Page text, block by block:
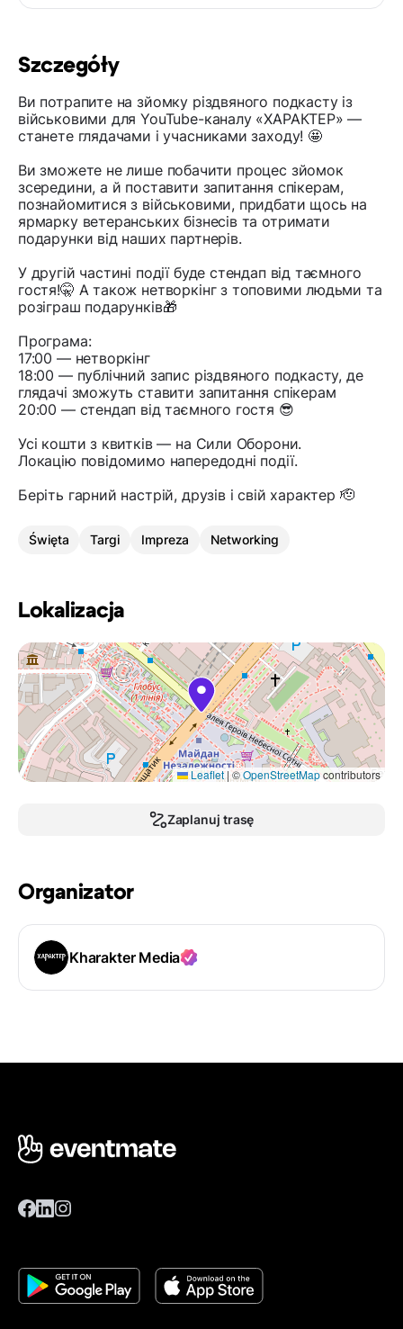
Szczegóły
Ви потрапите на зйомку різдвяного подкасту із
військовими для YouTube-каналу «ХАРАКТЕР» —
станете глядачами і учасниками заходу! 🤩
Ви зможете не лише побачити процес зйомок
зсередини, а й поставити запитання спікерам,
познайомитися з військовими, придбати щось на
ярмарку ветеранських бізнесів та отримати
подарунки від наших партнерів.
У другій частині події буде стендап від таємного
гостя!🤫 А також нетворкінг з топовими людьми та
розіграш подарунків🎁
Програма:
17:00 — нетворкінг
18:00 — публічний запис різдвяного подкасту, де
глядачі зможуть ставити запитання спікерам
20:00 — стендап від таємного гостя 😎
Усі кошти з квитків — на Сили Оборони.
Локацію повідомимо напередодні події.
Беріть гарний настрій, друзів і свій характер 🫡
Święta Targi Impreza Networking
Lokalizacja
Leaflet|©OpenStreetMapcontributors
Zaplanuj trasę
Organizator
Kharakter Media